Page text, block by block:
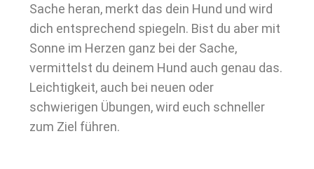
Sache heran, merkt das dein Hund und wird
dich entsprechend spiegeln. Bist du aber mit
Sonne im Herzen ganz bei der Sache,
vermittelst du deinem Hund auch genau das.
Leichtigkeit, auch bei neuen oder
schwierigen Übungen, wird euch schneller
zum Ziel führen.